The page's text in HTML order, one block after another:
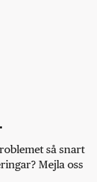
så snart
Mejla oss